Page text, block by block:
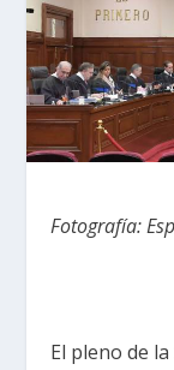
Fotografía:
El pleno de